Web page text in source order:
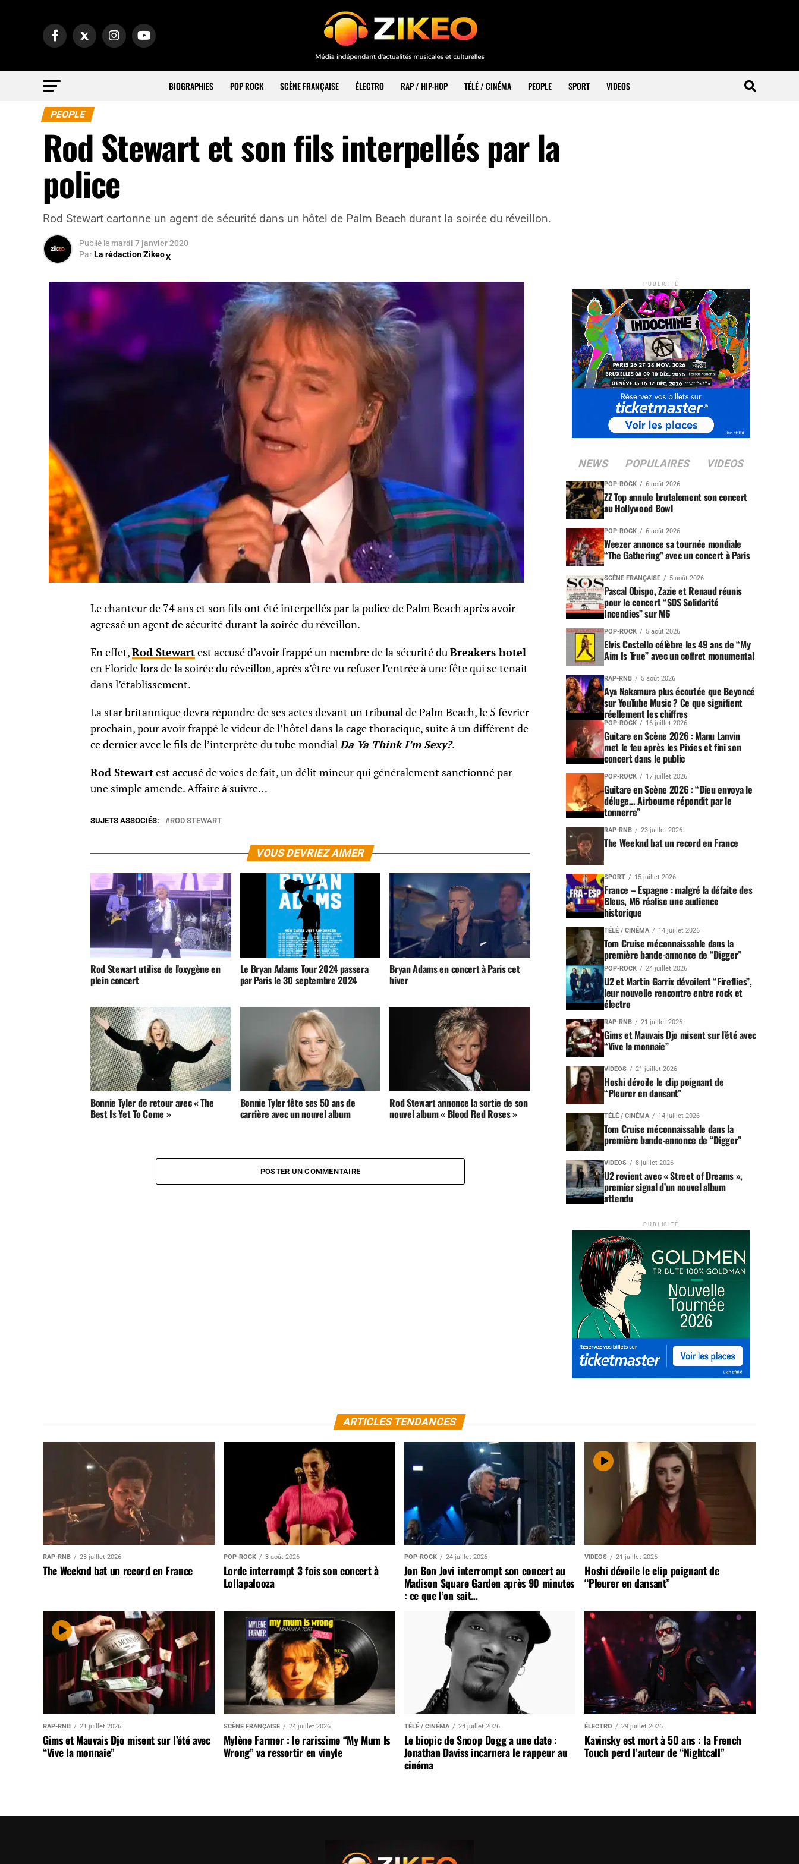
BIOGRAPHIES POP ROCK SCÈNE FRANÇAISE ÉLECTRO RAP / HIP-HOP TÉLÉ / CINÉMA PEOPLE SPORT VIDEOS
PEOPLE
Rod Stewart et son fils interpellés par la
police
Rod Stewart cartonne un agent de sécurité dans un hôtel de Palm Beach durant la soirée du réveillon.
Publié le mardi 7 janvier 2020
ParLa rédaction Zikeo
Le chanteur de 74 ans et son fils ont été interpellés par la police de Palm Beach après avoir
agressé un agent de sécurité durant la soirée du réveillon.
En effet,Rod Stewartest accusé d’avoir frappé un membre de la sécurité duBreakers hotel
en Floride lors de la soirée du réveillon, après s’être vu refuser l’entrée à une fête qui se tenait
dans l’établissement.
La star britannique devra répondre de ses actes devant un tribunal de Palm Beach, le 5 février
prochain, pour avoir frappé le videur de l’hôtel dans la cage thoracique, suite à un différent de
ce dernier avec le fils de l’interprète du tube mondialDa Ya Think I’m Sexy?.
Rod Stewartest accusé de voies de fait, un délit mineur qui généralement sanctionné par
une simple amende. Affaire à suivre…
SUJETS ASSOCIÉS: ROD STEWART
VOUS DEVRIEZ AIMER
Rod Stewart utilise de l’oxygène en
plein concert
Le Bryan Adams Tour 2024 passera
par Paris le 30 septembre 2024
Bryan Adams en concert à Paris cet
hiver
Bonnie Tyler de retour avec « The
Best Is Yet To Come »
Bonnie Tyler fête ses 50 ans de
carrière avec un nouvel album
Rod Stewart annonce la sortie de son
nouvel album « Blood Red Roses »
POSTER UN COMMENTAIRE
PUBLICITÉ
NEWS POPULAIRES VIDEOS
POP-ROCK 6 août 2026
ZZ Top annule brutalement son concert
au Hollywood Bowl
POP-ROCK 6 août 2026
Weezer annonce sa tournée mondiale
“The Gathering” avec un concert à Paris
SCÈNE FRANÇAISE 5 août 2026
Pascal Obispo, Zazie et Renaud réunis
pour le concert “SOS Solidarité
Incendies” sur M6
POP-ROCK 5 août 2026
Elvis Costello célèbre les 49 ans de “My
Aim Is True” avec un coffret monumental
RAP-RNB 5 août 2026
Aya Nakamura plus écoutée que Beyoncé
sur YouTube Music ? Ce que signifient
réellement les chiffres
POP-ROCK 16 juillet 2026
Guitare en Scène 2026 : Manu Lanvin
met le feu après les Pixies et fini son
concert dans le public
POP-ROCK 17 juillet 2026
Guitare en Scène 2026 : “Dieu envoya le
déluge… Airbourne répondit par le
tonnerre”
RAP-RNB 23 juillet 2026
The Weeknd bat un record en France
SPORT 15 juillet 2026
France – Espagne : malgré la défaite des
Bleus, M6 réalise une audience
historique
TÉLÉ / CINÉMA 14 juillet 2026
Tom Cruise méconnaissable dans la
première bande-annonce de “Digger”
POP-ROCK 24 juillet 2026
U2 et Martin Garrix dévoilent “Fireflies”,
leur nouvelle rencontre entre rock et
électro
RAP-RNB 21 juillet 2026
Gims et Mauvais Djo misent sur l’été avec
“Vive la monnaie”
VIDEOS 21 juillet 2026
Hoshi dévoile le clip poignant de
“Pleurer en dansant”
TÉLÉ / CINÉMA 14 juillet 2026
Tom Cruise méconnaissable dans la
première bande-annonce de “Digger”
VIDEOS 8 juillet 2026
U2 revient avec « Street of Dreams »,
premier signal d’un nouvel album
attendu
PUBLICITÉ
ARTICLES TENDANCES
RAP-RNB 23 juillet 2026
The Weeknd bat un record en France
POP-ROCK 3 août 2026
Lorde interrompt 3 fois son concert à
Lollapalooza
POP-ROCK 24 juillet 2026
Jon Bon Jovi interrompt son concert au
Madison Square Garden après 90 minutes
: ce que l’on sait…
VIDEOS 21 juillet 2026
Hoshi dévoile le clip poignant de
“Pleurer en dansant”
RAP-RNB 21 juillet 2026
Gims et Mauvais Djo misent sur l’été avec
“Vive la monnaie”
SCÈNE FRANÇAISE 24 juillet 2026
Mylène Farmer : le rarissime “My Mum Is
Wrong” va ressortir en vinyle
TÉLÉ / CINÉMA 24 juillet 2026
Le biopic de Snoop Dogg a une date :
Jonathan Daviss incarnera le rappeur au
cinéma
ÉLECTRO 29 juillet 2026
Kavinsky est mort à 50 ans : la French
Touch perd l’auteur de “Nightcall”